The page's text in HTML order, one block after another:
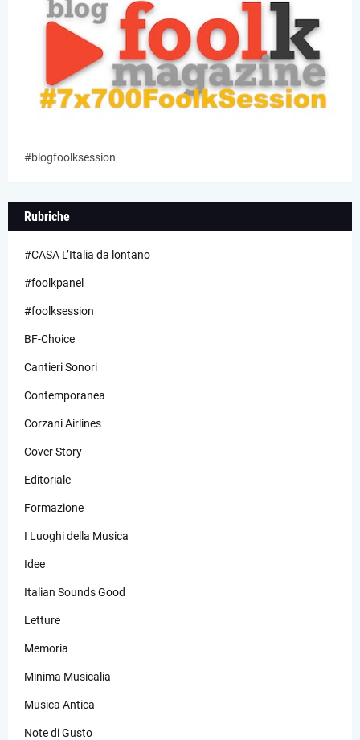
#blogfoolksession
Rubriche
#CASA L’Italia da lontano
#foolkpanel
#foolksession
BF-Choice
Cantieri Sonori
Contemporanea
Corzani Airlines
Cover Story
Editoriale
Formazione
I Luoghi della Musica
Idee
Italian Sounds Good
Letture
Memoria
Minima Musicalia
Musica Antica
Note di Gusto